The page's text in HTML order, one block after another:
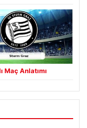
Maç Anlatımı